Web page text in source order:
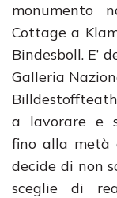
monumento
Cottage a
Bindesboll. E’
Galleria
a lavorare e
fino alla metà
decide di non
sceglie di